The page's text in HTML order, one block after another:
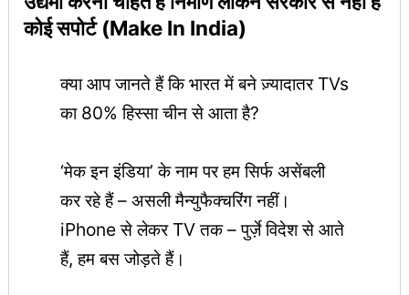
कोई सपोर्ट (Make In India)
क्या आप जानते हैं कि भारत में बने ज़्यादातर TVs
का 80% हिस्सा चीन से आता है?
‘मेक इन इंडिया’ के नाम पर हम सिर्फ असेंबली
कर रहे हैं – असली मैन्युफैक्चरिंग नहीं।
iPhone से लेकर TV तक – पुर्ज़े विदेश से आते
हैं, हम बस जोड़ते हैं।